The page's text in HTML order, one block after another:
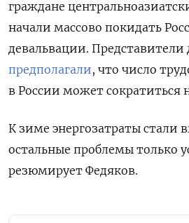
граждане
начали массово покидать
девальвации. Представители
предполагали, что число
в России может сократиться
К зиме энергозатраты стали
остальные проблемы только
резюмирует Федяков.